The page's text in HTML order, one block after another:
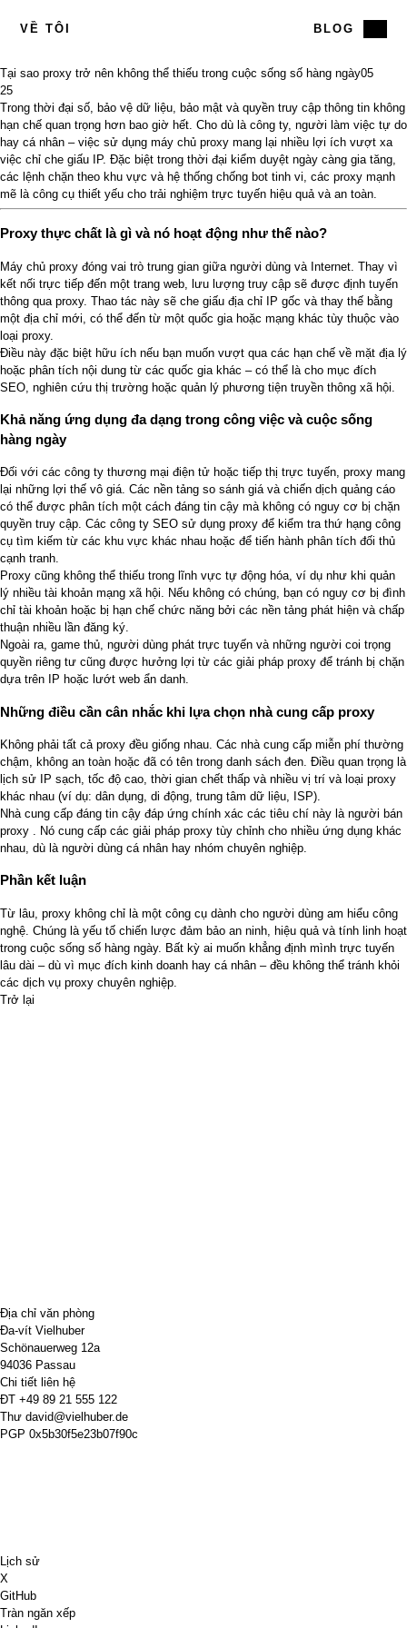
VỀ TÔI BLOG
Tại sao proxy trở nên không thể thiếu trong cuộc sống số hàng ngày05
25
Trong thời đại số, bảo vệ dữ liệu, bảo mật và quyền truy cập thông tin không
hạn chế quan trọng hơn bao giờ hết. Cho dù là công ty, người làm việc tự do
hay cá nhân – việc sử dụng máy chủ proxy mang lại nhiều lợi ích vượt xa
việc chỉ che giấu IP. Đặc biệt trong thời đại kiểm duyệt ngày càng gia tăng,
các lệnh chặn theo khu vực và hệ thống chống bot tinh vi, các proxy mạnh
mẽ là công cụ thiết yếu cho trải nghiệm trực tuyến hiệu quả và an toàn.
Proxy thực chất là gì và nó hoạt động như thế nào?
Máy chủ proxy đóng vai trò trung gian giữa người dùng và Internet. Thay vì
kết nối trực tiếp đến một trang web, lưu lượng truy cập sẽ được định tuyến
thông qua proxy. Thao tác này sẽ che giấu địa chỉ IP gốc và thay thế bằng
một địa chỉ mới, có thể đến từ một quốc gia hoặc mạng khác tùy thuộc vào
loại proxy.
Điều này đặc biệt hữu ích nếu bạn muốn vượt qua các hạn chế về mặt địa lý
hoặc phân tích nội dung từ các quốc gia khác – có thể là cho mục đích
SEO, nghiên cứu thị trường hoặc quản lý phương tiện truyền thông xã hội.
Khả năng ứng dụng đa dạng trong công việc và cuộc sống
hàng ngày
Đối với các công ty thương mại điện tử hoặc tiếp thị trực tuyến, proxy mang
lại những lợi thế vô giá. Các nền tảng so sánh giá và chiến dịch quảng cáo
có thể được phân tích một cách đáng tin cậy mà không có nguy cơ bị chặn
quyền truy cập. Các công ty SEO sử dụng proxy để kiểm tra thứ hạng công
cụ tìm kiếm từ các khu vực khác nhau hoặc để tiến hành phân tích đối thủ
cạnh tranh.
Proxy cũng không thể thiếu trong lĩnh vực tự động hóa, ví dụ như khi quản
lý nhiều tài khoản mạng xã hội. Nếu không có chúng, bạn có nguy cơ bị đình
chỉ tài khoản hoặc bị hạn chế chức năng bởi các nền tảng phát hiện và chấp
thuận nhiều lần đăng ký.
Ngoài ra, game thủ, người dùng phát trực tuyến và những người coi trọng
quyền riêng tư cũng được hưởng lợi từ các giải pháp proxy để tránh bị chặn
dựa trên IP hoặc lướt web ẩn danh.
Những điều cần cân nhắc khi lựa chọn nhà cung cấp proxy
Không phải tất cả proxy đều giống nhau. Các nhà cung cấp miễn phí thường
chậm, không an toàn hoặc đã có tên trong danh sách đen. Điều quan trọng là
lịch sử IP sạch, tốc độ cao, thời gian chết thấp và nhiều vị trí và loại proxy
khác nhau (ví dụ: dân dụng, di động, trung tâm dữ liệu, ISP).
Nhà cung cấp đáng tin cậy đáp ứng chính xác các tiêu chí này là người bán
proxy . Nó cung cấp các giải pháp proxy tùy chỉnh cho nhiều ứng dụng khác
nhau, dù là người dùng cá nhân hay nhóm chuyên nghiệp.
Phần kết luận
Từ lâu, proxy không chỉ là một công cụ dành cho người dùng am hiểu công
nghệ. Chúng là yếu tố chiến lược đảm bảo an ninh, hiệu quả và tính linh hoạt
trong cuộc sống số hàng ngày. Bất kỳ ai muốn khẳng định mình trực tuyến
lâu dài – dù vì mục đích kinh doanh hay cá nhân – đều không thể tránh khỏi
các dịch vụ proxy chuyên nghiệp.
Trở lại
Địa chỉ văn phòng
Đa-vít Vielhuber
Schönauerweg 12a
94036 Passau
Chi tiết liên hệ
ĐT +49 89 21 555 122
Thư david@vielhuber.de
PGP 0x5b30f5e23b07f90c
Lịch sử
X
GitHub
Tràn ngăn xếp